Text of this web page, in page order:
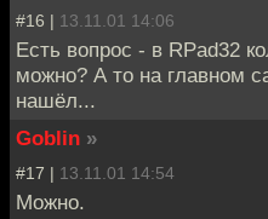
#16 | 13.11.01 14:06
Есть вопрос - в RPad32
можно? А то на главном
нашёл...
Goblin »
#17 | 13.11.01 14:54
Можно.